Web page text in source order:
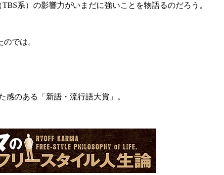
系）の影響力がいまだに強いことを物語るのだろう。
では。
のある「新語・流行語大賞」。